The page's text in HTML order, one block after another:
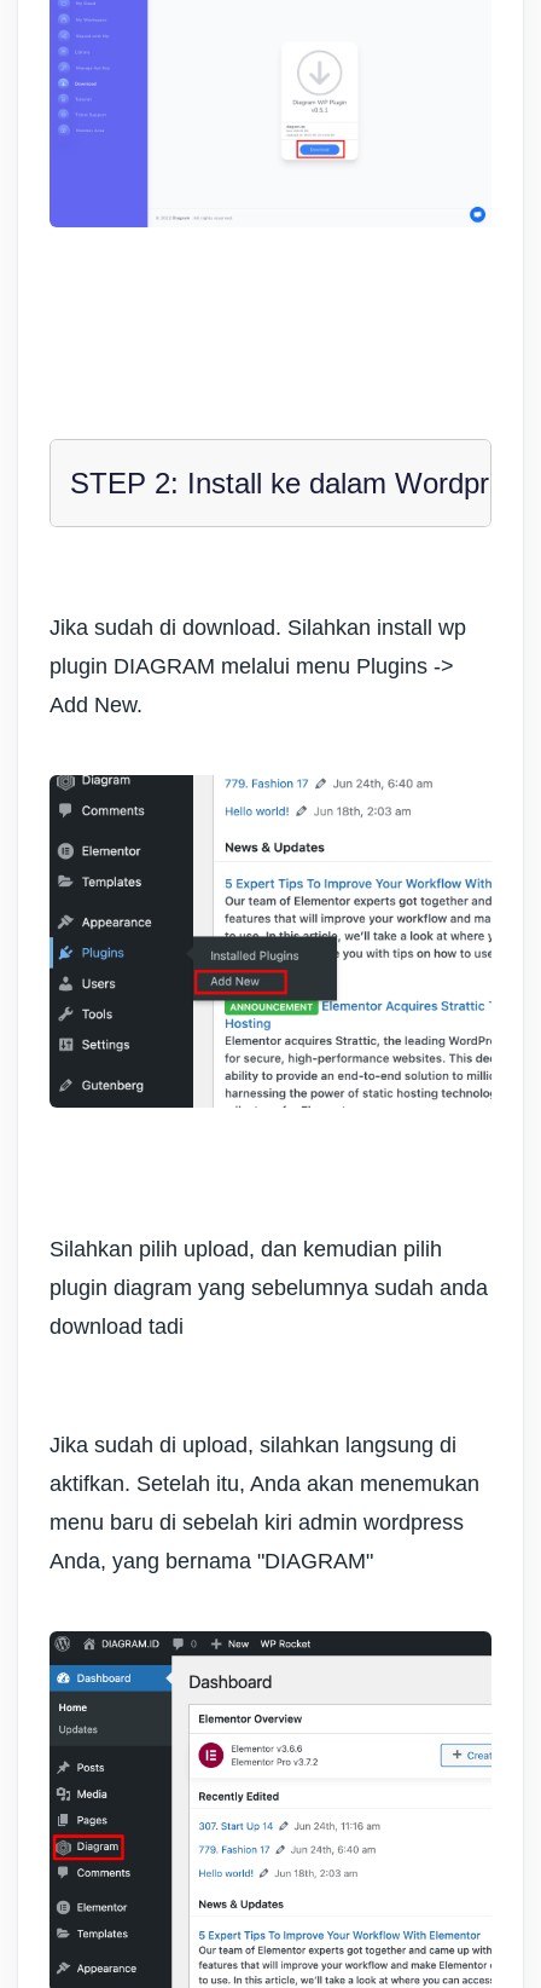
STEP 2: Install ke dalam Wordpress
Jika sudah di download. Silahkan install wp
plugin DIAGRAM melalui menu Plugins ->
Add New.
Silahkan pilih upload, dan kemudian pilih
plugin diagram yang sebelumnya sudah anda
download tadi
Jika sudah di upload, silahkan langsung di
aktifkan. Setelah itu, Anda akan menemukan
menu baru di sebelah kiri admin wordpress
Anda, yang bernama "DIAGRAM"